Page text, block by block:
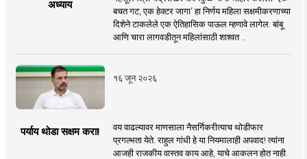
अध्याय
बचत गट, एक हेक्टर जागा’ हा निर्णय महिला सक्षमीकरणाच्या
दिशेने टाकलेले एक ऐतिहासिक पाऊल म्हणावे लागेल. बांबू
आणि चारा लागवडीतून महिलांसाठी शाश्वत ..
१६ जून २०२६
पर्याय थोडा सक्षम करा!
वय वाढल्यावर माणसाला नैसर्गिकरीत्याच थोडीफार
प्रगल्भता येते. राहुल गांधी हे या नियमालाही अपवाद! त्यांना
आजही राजकीय वास्तव काय आहे, याचे आकलन होत नाही.